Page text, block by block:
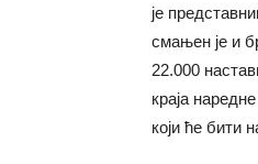
је
смањен је и
22.000
краја
који ће бити